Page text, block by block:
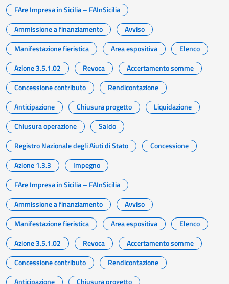
FAre Impresa in Sicilia – FAInSicilia
Ammissione a finanziamento
Avviso
Manifestazione fieristica
Area espositiva
Elenco
Azione 3.5.1.02
Revoca
Accertamento somme
Concessione contributo
Rendicontazione
Anticipazione
Chiusura progetto
Liquidazione
Chiusura operazione
Saldo
Registro Nazionale degli Aiuti di Stato
Concessione
Azione 1.3.3
Impegno
FAre Impresa in Sicilia – FAInSicilia
Ammissione a finanziamento
Avviso
Manifestazione fieristica
Area espositiva
Elenco
Azione 3.5.1.02
Revoca
Accertamento somme
Concessione contributo
Rendicontazione
Anticipazione
Chiusura progetto